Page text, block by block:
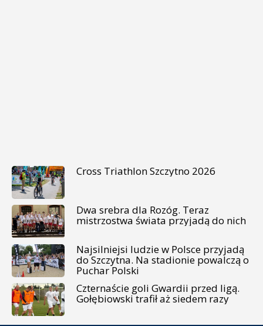
Cross Triathlon Szczytno 2026
Dwa srebra dla Rozóg. Teraz
mistrzostwa świata przyjadą do nich
Najsilniejsi ludzie w Polsce przyjadą
do Szczytna. Na stadionie powalczą o
Puchar Polski
Czternaście goli Gwardii przed ligą.
Gołębiowski trafił aż siedem razy